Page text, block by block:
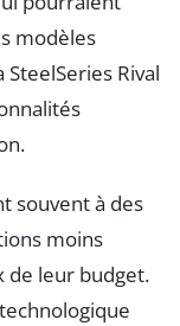
modèles
Rival
souvent à des
moins
de leur budget.